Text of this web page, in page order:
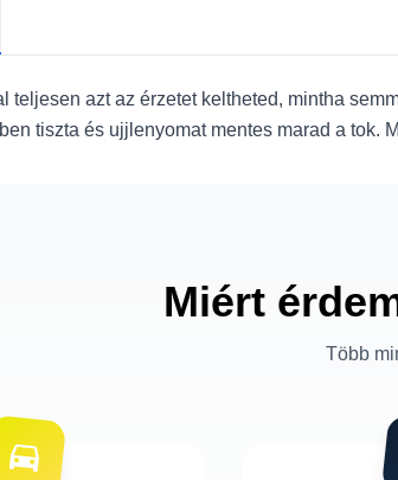
teljesen azt az érzetet keltheted, mintha
tiszta és ujjlenyomat mentes marad a tok.
Miért
Több